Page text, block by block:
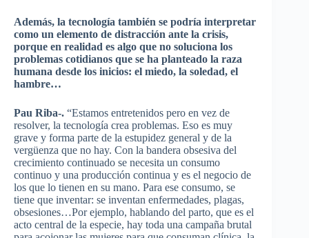
Además, la tecnología también se podría interpretar
como un elemento de distracción ante la crisis,
porque en realidad es algo que no soluciona los
problemas cotidianos que se ha planteado la raza
humana desde los inicios: el miedo, la soledad, el
hambre…
Pau Riba-. “Estamos entretenidos pero en vez de
resolver, la tecnología crea problemas. Eso es muy
grave y forma parte de la estupidez general y de la
vergüenza que no hay. Con la bandera obsesiva del
crecimiento continuado se necesita un consumo
continuo y una producción continua y es el negocio de
los que lo tienen en su mano. Para ese consumo, se
tiene que inventar: se inventan enfermedades, plagas,
obsesiones…Por ejemplo, hablando del parto, que es el
acto central de la especie, hay toda una campaña brutal